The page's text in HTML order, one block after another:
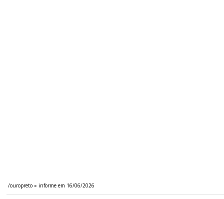
/ouropreto » informe em 16/06/2026